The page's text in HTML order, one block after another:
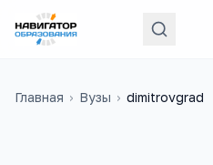
Главная › Вузы › dimitrovgrad